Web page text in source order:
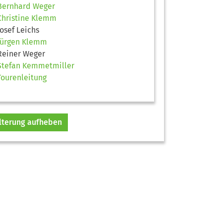
Weger
Klemm
Leichs
Klemm
Weger
Kemmetmiller
aufheben